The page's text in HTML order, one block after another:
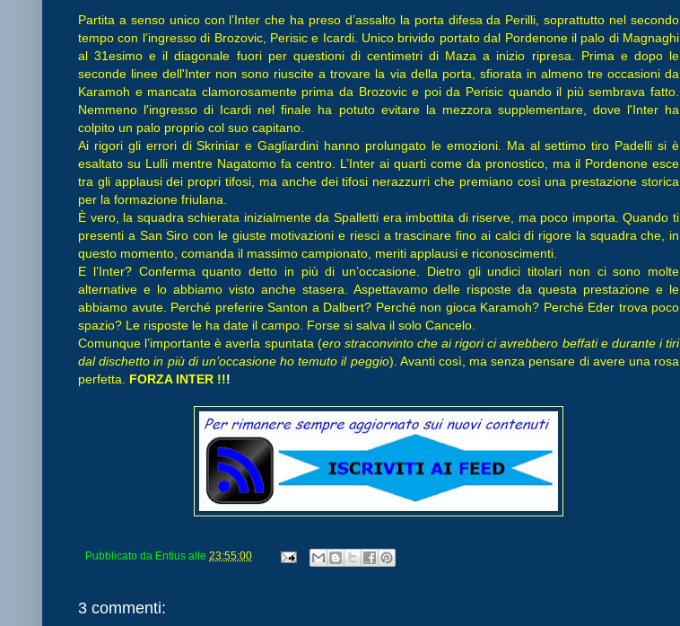
Partita a senso unico con l’Inter che ha preso d’assalto la porta difesa da Perilli, soprattutto nel secondo
tempo con l’ingresso di Brozovic, Perisic e Icardi. Unico brivido portato dal Pordenone il palo di Magnaghi
al 31esimo e il diagonale fuori per questioni di centimetri di Maza a inizio ripresa. Prima e dopo le
seconde linee dell'Inter non sono riuscite a trovare la via della porta, sfiorata in almeno tre occasioni da
Karamoh e mancata clamorosamente prima da Brozovic e poi da Perisic quando il più sembrava fatto.
Nemmeno l'ingresso di Icardi nel finale ha potuto evitare la mezzora supplementare, dove l'Inter ha
colpito un palo proprio col suo capitano.
Ai rigori gli errori di Skriniar e Gagliardini hanno prolungato le emozioni. Ma al settimo tiro Padelli si è
esaltato su Lulli mentre Nagatomo fa centro. L’Inter ai quarti come da pronostico, ma il Pordenone esce
tra gli applausi dei propri tifosi, ma anche dei tifosi nerazzurri che premiano così una prestazione storica
per la formazione friulana.
È vero, la squadra schierata inizialmente da Spalletti era imbottita di riserve, ma poco importa. Quando ti
presenti a San Siro con le giuste motivazioni e riesci a trascinare fino ai calci di rigore la squadra che, in
questo momento, comanda il massimo campionato, meriti applausi e riconoscimenti.
E l’Inter? Conferma quanto detto in più di un’occasione. Dietro gli undici titolari non ci sono molte
alternative e lo abbiamo visto anche stasera. Aspettavamo delle risposte da questa prestazione e le
abbiamo avute. Perché preferire Santon a Dalbert? Perché non gioca Karamoh? Perché Eder trova poco
spazio? Le risposte le ha date il campo. Forse si salva il solo Cancelo.
Comunque l’importante è averla spuntata (ero straconvinto che ai rigori ci avrebbero beffati e durante i tiri
dal dischetto in più di un’occasione ho temuto il peggio). Avanti così, ma senza pensare di avere una rosa
perfetta. FORZA INTER !!!
Pubblicato da Entius alle 23:55:00
3 commenti: